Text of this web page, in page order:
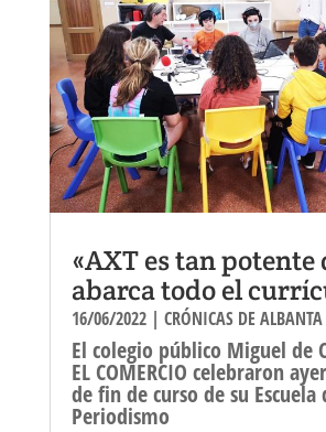
«AXT es tan potente
abarca todo el
16/06/2022| CRÓNICAS DE ALBANTA
El colegio público Miguel de
EL COMERCIO celebraron
de fin de curso de su Escuela
Periodismo